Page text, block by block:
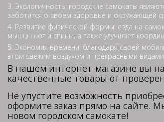
Экологичность: городские самокаты
заботится о своем здоровье и окружающей
Развитие физической формы: езда на
мышцы ног и спины, а также улучшает
Экономия времени: благодаря своей
этом свежим воздухом и прекрасными
В нашем интернет-магазине вы
качественные товары от
Не упустите возможность
оформите заказ прямо на сайте.
новом городском самокате!